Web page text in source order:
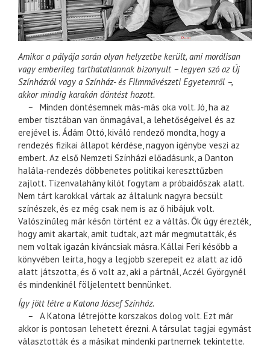
Amikor a pályája során olyan helyzetbe került, ami morálisan
vagy emberileg tarthatatlannak bizonyult – legyen szó az Új
Színházról vagy a Színház- és Filmművészeti Egyetemről –,
akkor mindig karakán döntést hozott.
– Minden döntésemnek más-más oka volt. Jó, ha az
ember tisztában van önmagával, a lehetőségeivel és az
erejével is. Ádám Ottó, kiváló rendező mondta, hogy a
rendezés fizikai állapot kérdése, nagyon igénybe veszi az
embert. Az első Nemzeti Színházi előadásunk, a Danton
halála-rendezés döbbenetes politikai kereszttűzben
zajlott. Tizenvalahány kilót fogytam a próbaidőszak alatt.
Nem tárt karokkal vártak az általunk nagyra becsült
színészek, és ez még csak nem is az ő hibájuk volt.
Valószínűleg már későn történt ez a váltás. Ők úgy érezték,
hogy amit akartak, amit tudtak, azt már megmutatták, és
nem voltak igazán kíváncsiak másra. Kállai Feri később a
könyvében leírta, hogy a legjobb szerepeit ez alatt az idő
alatt játszotta, és ő volt az, aki a pártnál, Aczél Györgynél
és mindenkinél följelentett bennünket.
Így jött létre a Katona József Színház.
– A Katona létrejötte korszakos dolog volt. Ezt már
akkor is pontosan lehetett érezni. A társulat tagjai egymást
választották és a másikat mindenki partnernek tekintette.